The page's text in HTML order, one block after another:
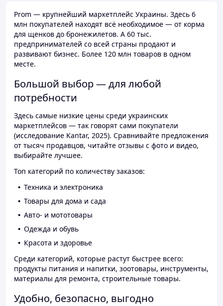
Prom — крупнейший маркетплейс Украины. Здесь 6
млн покупателей находят всё необходимое — от корма
для щенков до бронежилетов. А 60 тыс.
предпринимателей со всей страны продают и
развивают бизнес. Более 120 млн товаров в одном
месте.
Большой выбор — для любой
потребности
Здесь самые низкие цены среди украинских
маркетплейсов — так говорят сами покупатели
(исследование Kantar, 2025). Сравнивайте предложения
от тысяч продавцов, читайте отзывы с фото и видео,
выбирайте лучшее.
Топ категорий по количеству заказов:
Техника и электроника
Товары для дома и сада
Авто- и мототовары
Одежда и обувь
Красота и здоровье
Среди категорий, которые растут быстрее всего:
продукты питания и напитки, зоотовары, инструменты,
материалы для ремонта, строительные товары.
Удобно, безопасно, выгодно